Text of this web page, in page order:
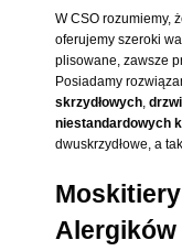
W CSO rozumiemy,
oferujemy szeroki
plisowane, zawsze
Posiadamy
skrzydłowych
niestandardowych
dwuskrzydłowe, a
Alergików